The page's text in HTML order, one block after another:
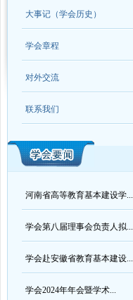
大事记（学会历史）
学会章程
对外交流
联系我们
河南省高等教育基本建设学...
学会第八届理事会负责人拟...
学会赴安徽省教育基本建设...
学会2024年年会暨学术...